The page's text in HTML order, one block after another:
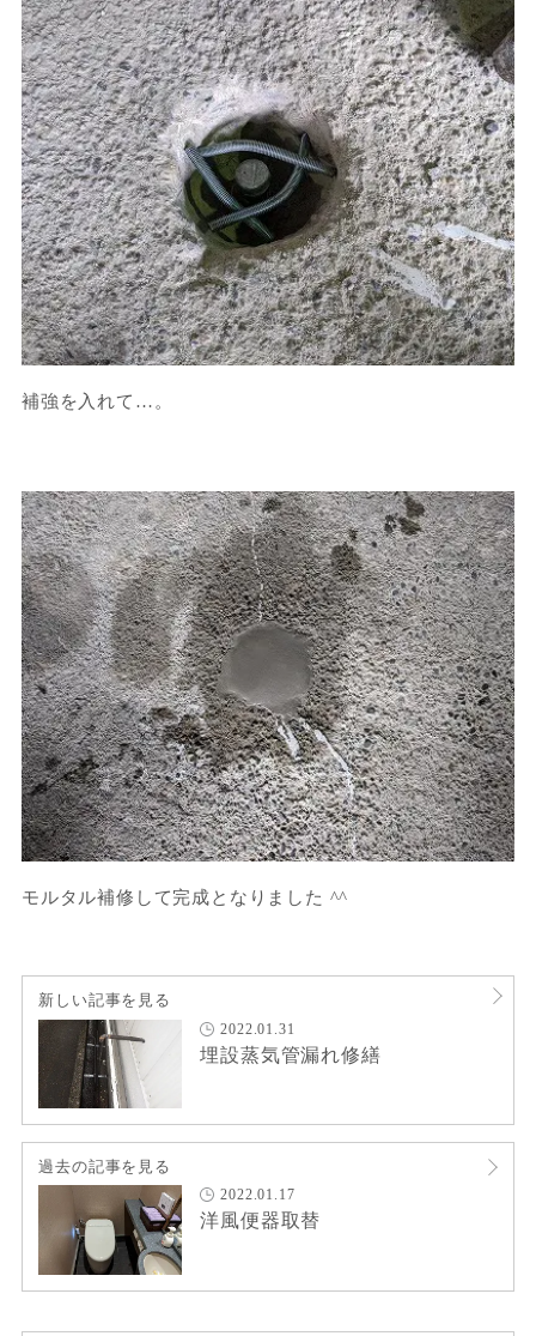
補強を入れて…。
モルタル補修して完成となりました ^^
新しい記事を見る
2022.01.31
埋設蒸気管漏れ修繕
過去の記事を見る
2022.01.17
洋風便器取替